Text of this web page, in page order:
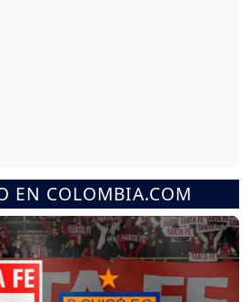
EN COLOMBIA.COM